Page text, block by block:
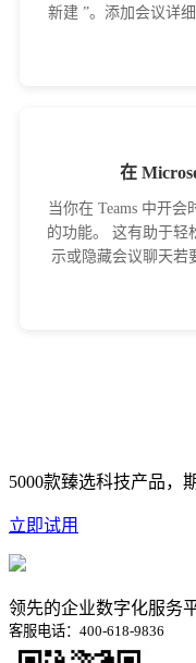
新建 ”。添加会议详
在
当你在 Teams 中开
的功能。 这有助于轻
示或隐藏会议聊天若
5000款臻选科技产品，
立即试用
领先的企业数字化服务
客服电话：400-618-9836